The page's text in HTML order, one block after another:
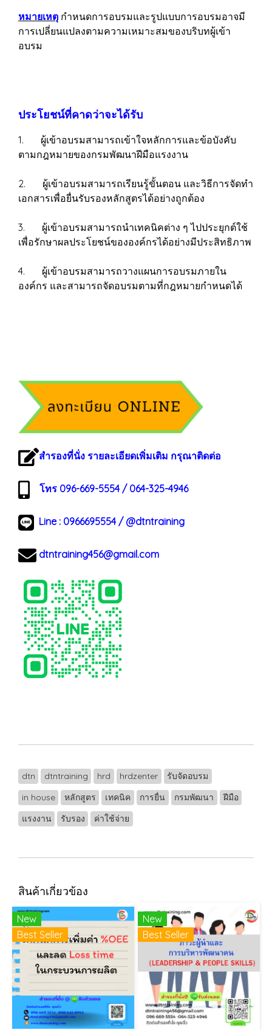
หมายเหตุ กำหนดการอบรมและรูปแบบการอบรมอาจมี
การเปลี่ยนแปลงตามความเหมาะสมของบริบทผู้เข้า
อบรม
ประโยชน์ที่คาดว่าจะได้รับ
1. ผู้เข้าอบรมสามารถเข้าใจหลักการและข้อบังคับ
ตามกฎหมายของกรมพัฒนาฝีมือแรงงาน
2. ผู้เข้าอบรมสามารถเรียนรู้ขั้นตอน และวิธีการจัดทำ
เอกสารเพื่อยื่นรับรองหลักสูตรได้อย่างถูกต้อง
3. ผู้เข้าอบรมสามารถนำเทคนิคต่าง ๆ ไปประยุกต์ใช้
เพื่อรักษาผลประโยชน์ขององค์กรได้อย่างมีประสิทธิภาพ
4. ผู้เข้าอบรมสามารถวางแผนการอบรมภายใน
องค์กร และสามารถจัดอบรมตามที่กฎหมายกำหนดได้
สำรองที่นั่ง รายละเอียดเพิ่มเติม กรุณาติดต่อ
โทร 096-669-5554 / 064-325-4946
Line : 0966695554/ @dtntraining
dtntraining456@gmail.com
dtn dtntraining hrd hrdzenter
รับจัดอบรม
in house
หลักสูตร เทคนิค การยื่น กรมพัฒนา
ฝีมือ
แรงงาน
รับรอง ค่าใช้จ่าย
สินค้าเกี่ยวข้อง
New
Best Seller
New
Best Seller